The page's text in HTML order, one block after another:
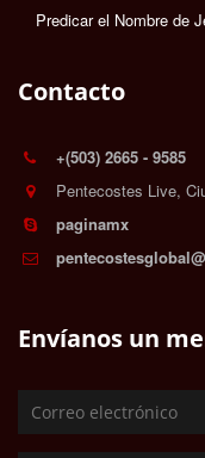
Predicar el Nombre de
Contacto
+(503) 2665 - 9585
Pentecostes Live,
paginamx
Envíanos un